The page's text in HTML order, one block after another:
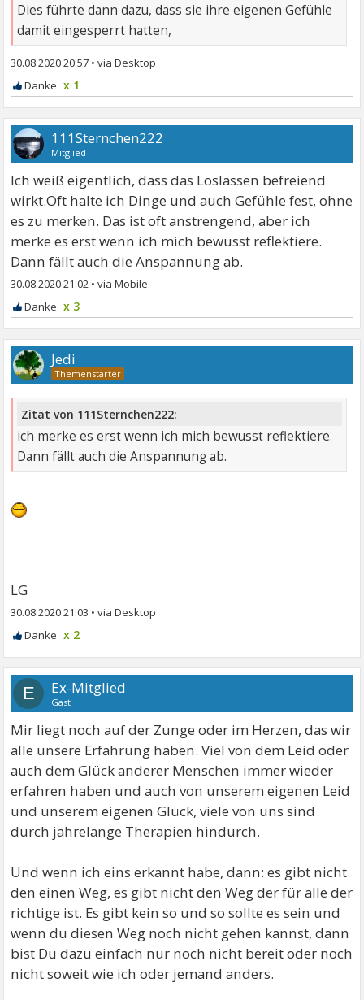
Dies führte dann dazu, dass sie ihre eigenen Gefühle
damit eingesperrt hatten,
30.08.2020 20:57 •
x 1
111Sternchen222
Mitglied
Ich weiß eigentlich, dass das Loslassen befreiend
wirkt.Oft halte ich Dinge und auch Gefühle fest, ohne
es zu merken. Das ist oft anstrengend, aber ich
merke es erst wenn ich mich bewusst reflektiere.
Dann fällt auch die Anspannung ab.
30.08.2020 21:02 •
x 3
Jedi
Zitat von 111Sternchen222:
ich merke es erst wenn ich mich bewusst reflektiere.
Dann fällt auch die Anspannung ab.
LG
30.08.2020 21:03 •
x 2
E Ex-Mitglied
Gast
Mir liegt noch auf der Zunge oder im Herzen, das wir
alle unsere Erfahrung haben. Viel von dem Leid oder
auch dem Glück anderer Menschen immer wieder
erfahren haben und auch von unserem eigenen Leid
und unserem eigenen Glück, viele von uns sind
durch jahrelange Therapien hindurch.
Und wenn ich eins erkannt habe, dann: es gibt nicht
den einen Weg, es gibt nicht den Weg der für alle der
richtige ist. Es gibt kein so und so sollte es sein und
wenn du diesen Weg noch nicht gehen kannst, dann
bist Du dazu einfach nur noch nicht bereit oder noch
nicht soweit wie ich oder jemand anders.